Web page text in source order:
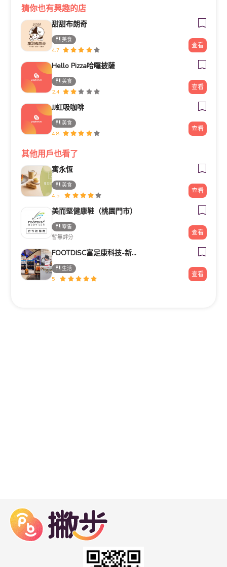
猜你也有興趣的店
甜甜布朗奇
美食
4.7
查看
Hello Pizza哈囉披薩
美食
2.4
查看
JJ虹吸咖啡
美食
4.8
查看
其他用戶也看了
寓永恆
美食
4.5
查看
美而堅健康鞋（桃園門市）
零售
暫無評分
查看
FOOTDISC富足康科技-新光三越-桃園站前店
生活
5
查看